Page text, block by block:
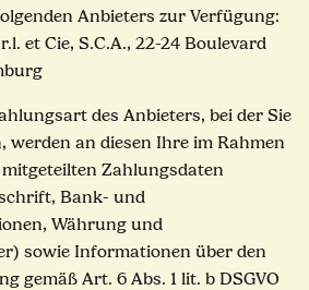
Anbieters zur Verfügung:
et Cie, S.C.A., 22-24 Boulevard
des Anbieters, bei der Sie
werden an diesen Ihre im Rahmen
Zahlungsdaten
Bank- und
Währung und
sowie Informationen über den
gemäß Art. 6 Abs. 1 lit. b DSGVO